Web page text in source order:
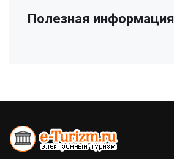
Полезная информация